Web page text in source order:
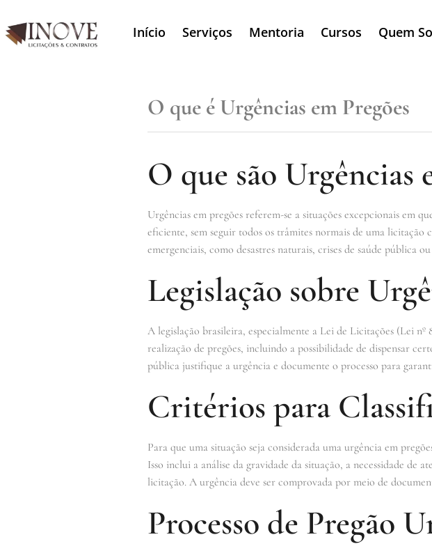
Início Serviços Mentoria Cursos Quem
O que é Urgências em Pregões
O que são Urgências
Urgências em pregões referem-se a situações excepcionais em
eficiente, sem seguir todos os trâmites normais de uma licitação
emergenciais, como desastres naturais, crises de saúde pública
Legislação sobre
A legislação brasileira, especialmente a Lei de Licitações (Lei nº
realização de pregões, incluindo a possibilidade de dispensar
pública justifique a urgência e documente o processo para
Critérios para
Para que uma situação seja considerada uma urgência em
Isso inclui a análise da gravidade da situação, a necessidade de
licitação. A urgência deve ser comprovada por meio de
Processo de Pregão